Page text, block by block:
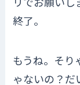
終了。
もうね。そり
ゃないの？だ